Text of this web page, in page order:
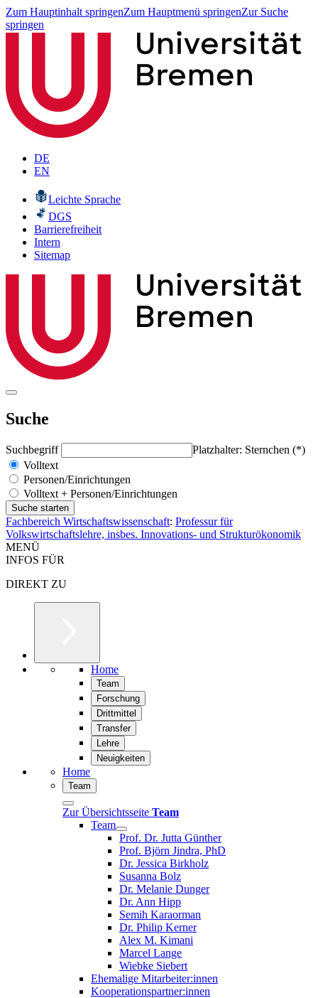
Zum Hauptinhalt springenZum Hauptmenü springenZur Suche
springen
DE
EN
Leichte Sprache
DGS
Barrierefreiheit
Intern
Sitemap
Suche
Suchbegriff
Platzhalter: Sternchen (*)
Volltext
Personen/Einrichtungen
Volltext + Personen/Einrichtungen
Fachbereich Wirtschaftswissenschaft: Professur für
Volkswirtschaftslehre, insbes. Innovations- und Strukturökonomik
MENÜ
INFOS FÜR
DIREKT ZU
Home
Team
Forschung
Drittmittel
Transfer
Lehre
Neuigkeiten
Home
Team
Zur Übersichtsseite Team
Team
Prof. Dr. Jutta Günther
Prof. Björn Jindra, PhD
Dr. Jessica Birkholz
Susanna Bolz
Dr. Melanie Dunger
Dr. Ann Hipp
Semih Karaorman
Dr. Philip Kerner
Alex M. Kimani
Marcel Lange
Wiebke Siebert
Ehemalige Mitarbeiter:innen
Kooperationspartner:innen